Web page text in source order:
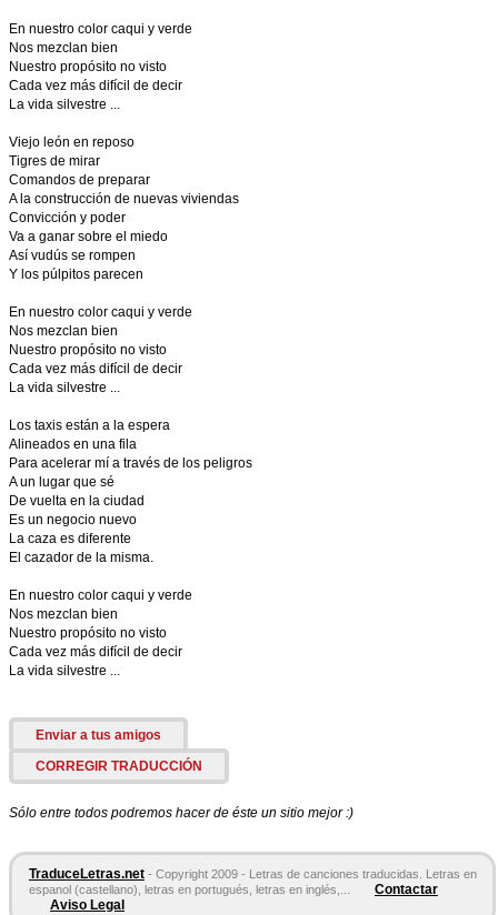
En nuestro color caqui y verde
Nos mezclan bien
Nuestro propósito no visto
Cada vez más difícil de decir
La vida silvestre ...
Viejo león en reposo
Tigres de mirar
Comandos de preparar
A la construcción de nuevas viviendas
Convicción y poder
Va a ganar sobre el miedo
Así vudús se rompen
Y los púlpitos parecen
En nuestro color caqui y verde
Nos mezclan bien
Nuestro propósito no visto
Cada vez más difícil de decir
La vida silvestre ...
Los taxis están a la espera
Alineados en una fila
Para acelerar mí a través de los peligros
A un lugar que sé
De vuelta en la ciudad
Es un negocio nuevo
La caza es diferente
El cazador de la misma.
En nuestro color caqui y verde
Nos mezclan bien
Nuestro propósito no visto
Cada vez más difícil de decir
La vida silvestre ...
Enviar a tus amigos
CORREGIR TRADUCCIÓN
Sólo entre todos podremos hacer de éste un sitio mejor :)
TraduceLetras.net - Copyright 2009 - Letras de canciones traducidas. Letras en
espanol (castellano), letras en portugués, letras en inglés,...
Contactar
Aviso Legal